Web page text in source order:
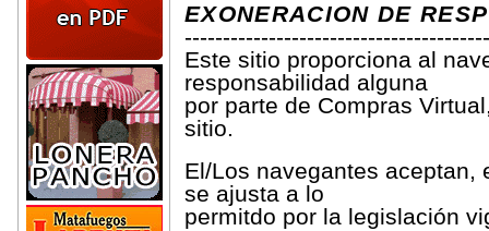
EXONERACION DE
Este sitio proporciona al
responsabilidad alguna
por parte de Compras
sitio.
El/Los navegantes aceptan,
se ajusta a lo
permitdo por la legislación